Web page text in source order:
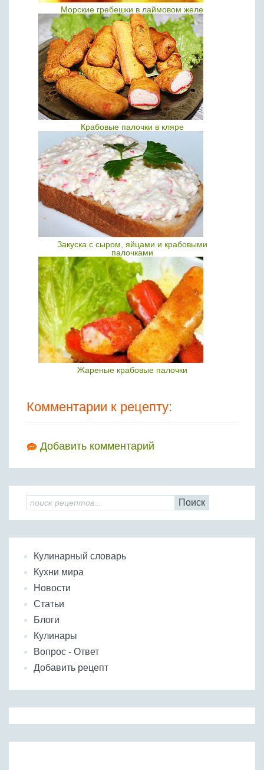
Морские гребешки в лаймовом желе
Крабовые палочки в кляре
Закуска с сыром, яйцами и крабовыми
палочками
Жареные крабовые палочки
Комментарии к рецепту:
Добавить комментарий
Поиск
Кулинарный словарь
Кухни мира
Новости
Статьи
Блоги
Кулинары
Вопрос - Ответ
Добавить рецепт